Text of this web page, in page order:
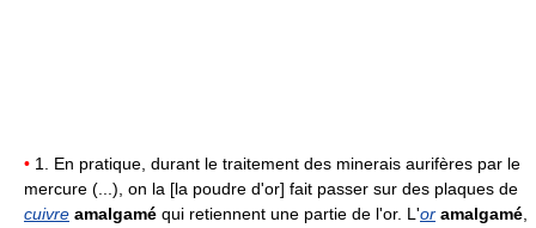
• 1. En pratique, durant le traitement des minerais aurifères par le
mercure (...), on la [la poudre d'or] fait passer sur des plaques de
cuivre amalgamé qui retiennent une partie de l'or. L'or amalgamé,